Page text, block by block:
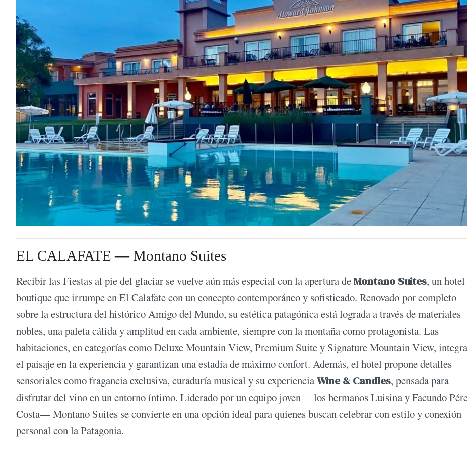
EL CALAFATE — Montano Suites
Recibir las Fiestas al pie del glaciar se vuelve aún más especial con la apertura deMontano Suites, un hotel
boutique que irrumpe en El Calafate con un concepto contemporáneo y sofisticado. Renovado por completo
sobre la estructura del histórico Amigo del Mundo, su estética patagónica está lograda a través de materiales
nobles, una paleta cálida y amplitud en cada ambiente, siempre con la montaña como protagonista. Las
habitaciones, en categorías como Deluxe Mountain View, Premium Suite y Signature Mountain View,
el paisaje en la experiencia y garantizan una estadía de máximo confort. Además, el hotel propone detalles
sensoriales como fragancia exclusiva, curaduría musical y su experienciaWine & Candles, pensada para
disfrutar del vino en un entorno íntimo. Liderado por un equipo joven —los hermanos Luisina y Facundo
Costa— Montano Suites se convierte en una opción ideal para quienes buscan celebrar con estilo y conexión
personal con la Patagonia.